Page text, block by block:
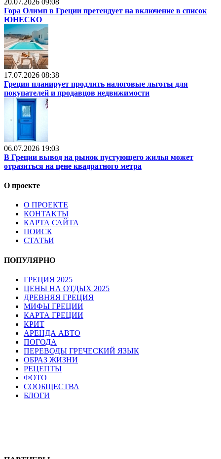
Гора Олимп в Греции претендует на включение в список
ЮНЕСКО
17.07.2026 08:38
Греция планирует продлить налоговые льготы для
покупателей и продавцов недвижимости
06.07.2026 19:03
В Греции вывод на рынок пустующего жилья может
отразиться на цене квадратного метра
О проекте
О ПРОЕКТЕ
КОНТАКТЫ
КАРТА САЙТА
ПОИСК
СТАТЬИ
ПОПУЛЯРНО
ГРЕЦИЯ 2025
ЦЕНЫ НА ОТДЫХ 2025
ДРЕВНЯЯ ГРЕЦИЯ
МИФЫ ГРЕЦИИ
КАРТА ГРЕЦИИ
КРИТ
АРЕНДА АВТО
ПОГОДА
ПЕРЕВОДЫ ГРЕЧЕСКИЙ ЯЗЫК
ОБРАЗ ЖИЗНИ
РЕЦЕПТЫ
ФОТО
СООБЩЕСТВА
БЛОГИ